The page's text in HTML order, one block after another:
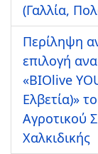
(Γαλλία,
Περίληψη
επιλογή
«BIOlive
Ελβετία)»
Αγροτικού
Χαλκιδικής